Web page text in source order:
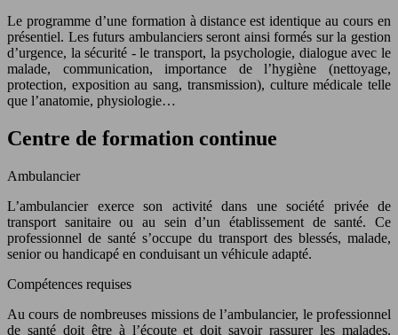
Le programme d’une formation à distance est identique au cours en
présentiel. Les futurs ambulanciers seront ainsi formés sur la gestion
d’urgence, la sécurité - le transport, la psychologie, dialogue avec le
malade, communication, importance de l’hygiène (nettoyage,
protection, exposition au sang, transmission), culture médicale telle
que l’anatomie, physiologie…
Centre de formation continue
Ambulancier
L’ambulancier exerce son activité dans une société privée de
transport sanitaire ou au sein d’un établissement de santé. Ce
professionnel de santé s’occupe du transport des blessés, malade,
senior ou handicapé en conduisant un véhicule adapté.
Compétences requises
Au cours de nombreuses missions de l’ambulancier, le professionnel
de santé doit être à l’écoute et doit savoir rassurer les malades.